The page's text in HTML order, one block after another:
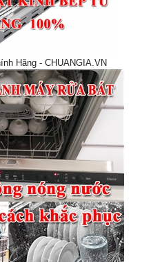
Hãng - CHUANGIA.VN